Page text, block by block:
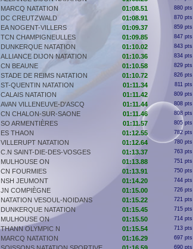
MARCQ NATATION 01:08.51 880 pts
DC CREUTZWALD 01:08.91 870 pts
EA NOGENT-VILLERS 01:09.37 859 pts
TCN CHAMPIGNEULLES 01:09.85 847 pts
DUNKERQUE NATATION 01:10.02 843 pts
ALLIANCE DIJON NATATION 01:10.36 834 pts
CN BEAUNE 01:10.58 829 pts
STADE DE REIMS NATATION 01:10.72 826 pts
ST-QUENTIN NATATION 01:11.34 811 pts
CALAIS NATATION 01:11.42 809 pts
AVAN VILLENEUVE-D'ASCQ 01:11.44 808 pts
CN CHALON-SUR-SAONE 01:11.46 808 pts
SO ARMENTIÈRES 01:11.57 805 pts
ES THAON 01:12.55 782 pts
VILLERUPT NATATION 01:12.64 780 pts
C.N SAINT-DIE-DES-VOSGES 01:13.37 763 pts
MULHOUSE ON 01:13.88 751 pts
CN FOURMIES 01:13.91 750 pts
NSH JEUMONT 01:14.20 744 pts
JN COMPIÈGNE 01:15.00 726 pts
NATATION VESOUL-NOIDANS 01:15.22 721 pts
DUNKERQUE NATATION 01:15.45 715 pts
MULHOUSE ON 01:15.50 714 pts
THANN OLYMPIC N 01:15.54 713 pts
MARCQ NATATION 01:16.29 697 pts
690 pts